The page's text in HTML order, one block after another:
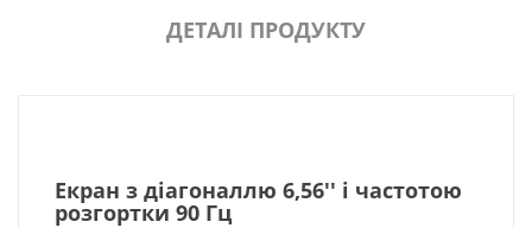
ДЕТАЛІ ПРОДУКТУ
Екран з діагоналлю 6,56'' і частотою
розгортки 90 Гц